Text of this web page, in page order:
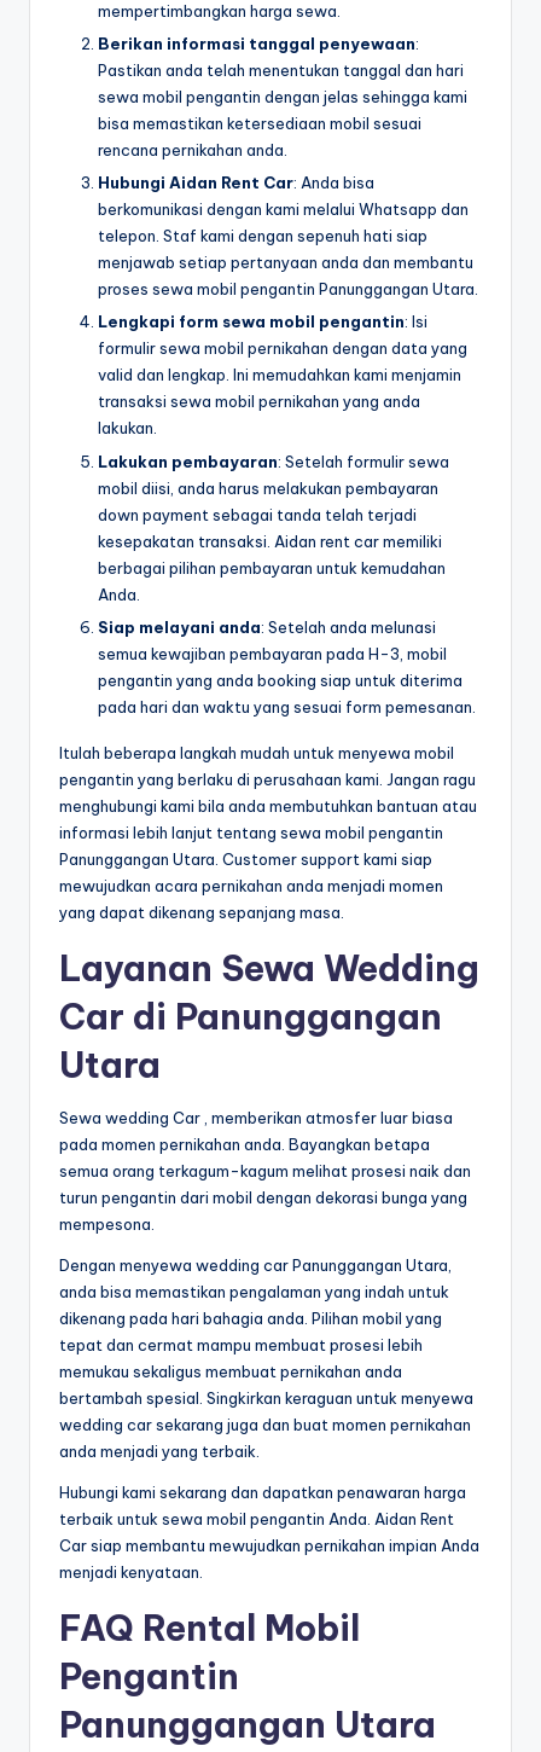
mempertimbangkan harga sewa.
Berikan informasi tanggal penyewaan:
Pastikan anda telah menentukan tanggal dan hari
sewa mobil pengantin dengan jelas sehingga kami
bisa memastikan ketersediaan mobil sesuai
rencana pernikahan anda.
Hubungi Aidan Rent Car: Anda bisa
berkomunikasi dengan kami melalui Whatsapp dan
telepon. Staf kami dengan sepenuh hati siap
menjawab setiap pertanyaan anda dan membantu
proses sewa mobil pengantin Panunggangan Utara.
Lengkapi form sewa mobil pengantin: Isi
formulir sewa mobil pernikahan dengan data yang
valid dan lengkap. Ini memudahkan kami menjamin
transaksi sewa mobil pernikahan yang anda
lakukan.
Lakukan pembayaran: Setelah formulir sewa
mobil diisi, anda harus melakukan pembayaran
down payment sebagai tanda telah terjadi
kesepakatan transaksi. Aidan rent car memiliki
berbagai pilihan pembayaran untuk kemudahan
Anda.
Siap melayani anda: Setelah anda melunasi
semua kewajiban pembayaran pada H-3, mobil
pengantin yang anda booking siap untuk diterima
pada hari dan waktu yang sesuai form pemesanan.
Itulah beberapa langkah mudah untuk menyewa mobil
pengantin yang berlaku di perusahaan kami. Jangan ragu
menghubungi kami bila anda membutuhkan bantuan atau
informasi lebih lanjut tentang sewa mobil pengantin
Panunggangan Utara. Customer support kami siap
mewujudkan acara pernikahan anda menjadi momen
yang dapat dikenang sepanjang masa.
Layanan Sewa Wedding
Car di Panunggangan
Utara
Sewa wedding Car , memberikan atmosfer luar biasa
pada momen pernikahan anda. Bayangkan betapa
semua orang terkagum-kagum melihat prosesi naik dan
turun pengantin dari mobil dengan dekorasi bunga yang
mempesona.
Dengan menyewa wedding car Panunggangan Utara,
anda bisa memastikan pengalaman yang indah untuk
dikenang pada hari bahagia anda. Pilihan mobil yang
tepat dan cermat mampu membuat prosesi lebih
memukau sekaligus membuat pernikahan anda
bertambah spesial. Singkirkan keraguan untuk menyewa
wedding car sekarang juga dan buat momen pernikahan
anda menjadi yang terbaik.
Hubungi kami sekarang dan dapatkan penawaran harga
terbaik untuk sewa mobil pengantin Anda. Aidan Rent
Car siap membantu mewujudkan pernikahan impian Anda
menjadi kenyataan.
FAQ Rental Mobil
Pengantin
Panunggangan Utara